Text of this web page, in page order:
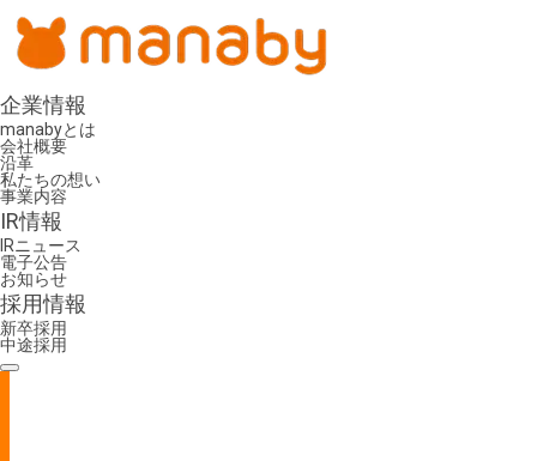
企業情報
manabyとは
会社概要
沿革
私たちの想い
事業内容
IR情報
IRニュース
電子公告
お知らせ
採用情報
新卒採用
中途採用